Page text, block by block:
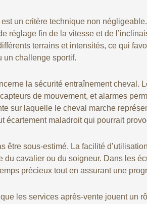
un critère technique non
réglage fin de la vitesse et de
terrains et intensités, ce qui
un challenge sportif.
la sécurité entraînement cheval.
de mouvement, et alarmes
sur laquelle le cheval marche
écartement maladroit qui pourrait
être sous-estimé. La facilité
du cavalier ou du soigneur. Dans les
précieux tout en assurant une
les services après-vente jouent un